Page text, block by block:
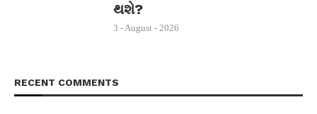
થશે?
3 - August - 2026
RECENT COMMENTS